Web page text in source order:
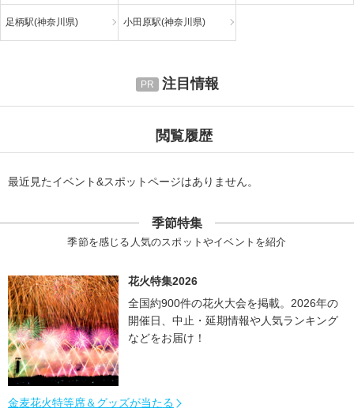
足柄駅(神奈川県) 小田原駅(神奈川県)
注目情報
閲覧履歴
最近見たイベント&スポットページはありません。
季節特集
季節を感じる人気のスポットやイベントを紹介
花火特集2026
全国約900件の花火大会を掲載。2026年の
開催日、中止・延期情報や人気ランキング
などをお届け！
金麦花火特等席＆グッズが当たる